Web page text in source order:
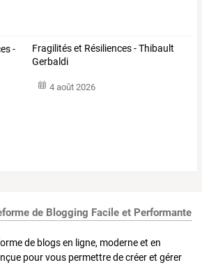
Fragilités et Résiliences - Thibault
Gerbaldi
4 août 2026
de Blogging Facile et Performante
de blogs en ligne, moderne et en
pour vous permettre de créer et gérer